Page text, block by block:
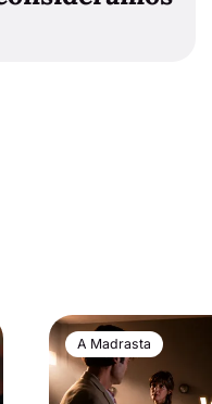
A Madrasta